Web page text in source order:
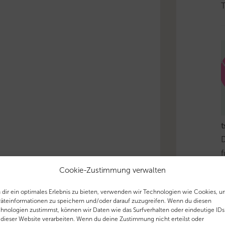
Cookie-Zustimmung verwalten
dir ein optimales Erlebnis zu bieten, verwenden wir Technologien wie Cookies,
zu speichern und/oder darauf zuzugreifen. Wenn du diesen
zustimmst, können wir Daten wie das Surfverhalten oder eindeutige IDs
Website verarbeiten. Wenn du deine Zustimmung nicht erteilst oder